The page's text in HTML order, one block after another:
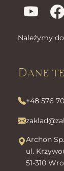
Należymy
Dane
+48 576
Archon
ul.
51-310